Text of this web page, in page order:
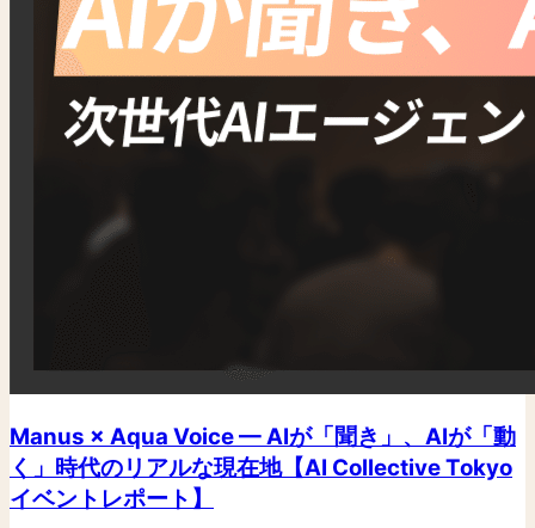
Manus × Aqua Voice — AIが「聞き」、AIが「動
く」時代のリアルな現在地【AI Collective Tokyo
イベントレポート】